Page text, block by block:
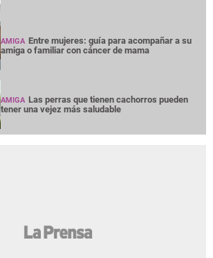
AMIGA Entre mujeres: guía para acompañar a su
amiga o familiar con cáncer de mama
AMIGA Las perras que tienen cachorros pueden
tener una vejez más saludable